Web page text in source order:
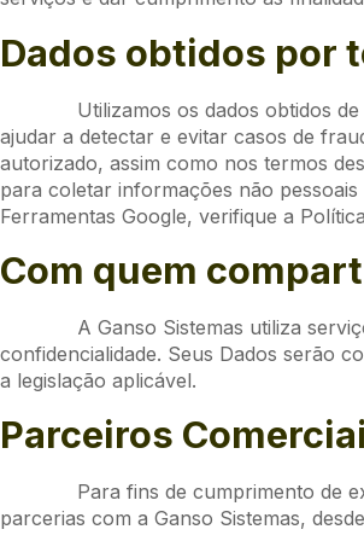
Dados obtidos por
Utilizamos os dados obtidos
ajudar a detectar e evitar casos de
autorizado, assim como nos termos
para coletar informações não
Ferramentas Google, verifique a
Com quem
A Ganso Sistemas utiliza
confidencialidade. Seus Dados serão
a legislação aplicável.
Parceiros
Para fins de cumprimento de
parcerias com a Ganso Sistemas,